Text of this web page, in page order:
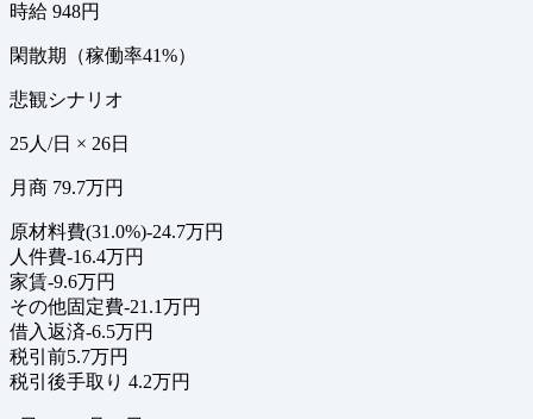
時給 948円
閑散期（稼働率41%）
悲観シナリオ
25人/日 × 26日
月商 79.7万円
原材料費(31.0%)-24.7万円
人件費-16.4万円
家賃-9.6万円
その他固定費-21.1万円
借入返済-6.5万円
税引前5.7万円
税引後手取り 4.2万円